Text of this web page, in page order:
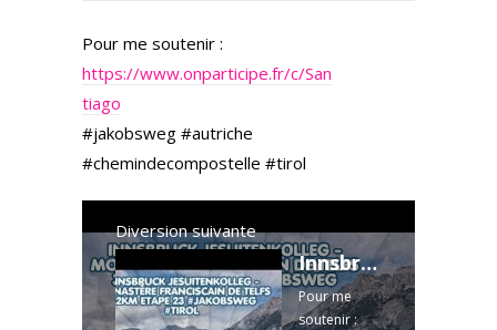
er
Pour me soutenir :
https://www.onparticipe.fr/c/San
tiago
#jakobsweg #autriche
#chemindecompostelle #tirol
Diversion suivante
Innsbruck Jesuitenkolleg - Monastère franciscain de Telfs 32km Etape 23 #Jakobsweg #Tirol
Pour me
soutenir :